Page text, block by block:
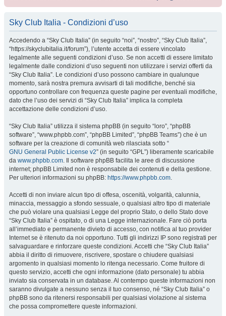
Sky Club Italia - Condizioni d’uso
Accedendo a “Sky Club Italia” (in seguito “noi”, “nostro”, “Sky Club Italia”,
“https://skyclubitalia.it/forum”), l’utente accetta di essere vincolato
legalmente alle seguenti condizioni d’uso. Se non accetti di essere limitato
legalmente dalle condizioni d’uso seguenti non utilizzare i servizi offerti da
“Sky Club Italia”. Le condizioni d’uso possono cambiare in qualunque
momento, sarà nostra premura avvisarti di tali modifiche, benché sia
opportuno controllare con frequenza queste pagine per eventuali modifiche,
dato che l’uso dei servizi di “Sky Club Italia” implica la completa
accettazione delle condizioni d’uso.
“Sky Club Italia” utilizza il sistema phpBB (in seguito “loro”, “phpBB
software”, “www.phpbb.com”, “phpBB Limited”, “phpBB Teams”) che è un
software per la creazione di comunità web rilasciata sotto “
GNU General Public License v2” (in seguito “GPL”) liberamente scaricabile
da www.phpbb.com. Il software phpBB facilita le aree di discussione
internet; phpBB Limited non è responsabile dei contenuti e della gestione.
Per ulteriori informazioni su phpBB: https://www.phpbb.com.
Accetti di non inviare alcun tipo di offesa, oscenità, volgarità, calunnia,
minaccia, messaggio a sfondo sessuale, o qualsiasi altro tipo di materiale
che può violare una qualsiasi Legge del proprio Stato, o dello Stato dove
“Sky Club Italia” è ospitato, o di una Legge internazionale. Fare ciò porta
all’immediato e permanente divieto di accesso, con notifica al tuo provider
Internet se è ritenuto da noi opportuno. Tutti gli indirizzi IP sono registrati per
salvaguardare e rinforzare queste condizioni. Accetti che “Sky Club Italia”
abbia il diritto di rimuovere, riscrivere, spostare o chiudere qualsiasi
argomento in qualsiasi momento lo ritenga necessario. Come fruitore di
questo servizio, accetti che ogni informazione (dato personale) tu abbia
inviato sia conservata in un database. Al contempo queste informazioni non
saranno divulgate a nessuno senza il tuo consenso, né “Sky Club Italia” o
phpBB sono da ritenersi responsabili per qualsiasi violazione al sistema
che possa compromettere queste informazioni.